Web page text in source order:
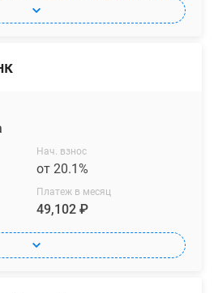
Нач. взнос
от 20.1%
Платеж в месяц
49,102 ₽